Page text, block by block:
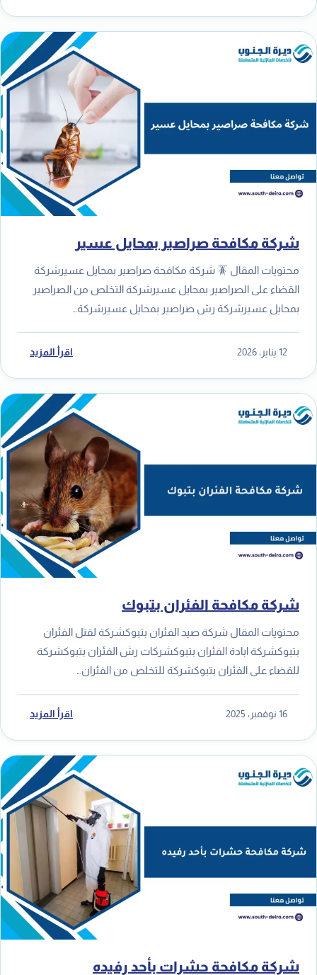
شركة مكافحة صراصير بمحايل عسير
محتويات المقال 🪳 شركة مكافحة صراصير بمحايل عسيرشركة
القضاء على الصراصير بمحايل عسيرشركة التخلص من الصراصير
بمحايل عسيرشركة رش صراصير بمحايل عسيرشركة…
12 يناير، 2026 اقرأ المزيد
شركة مكافحة الفئران بتبوك
محتويات المقال شركة صيد الفئران بتبوكشركة لقتل الفئران
بتبوكشركة ابادة الفئران بتبوكشركات رش الفئران بتبوكشركة
للقضاء على الفئران بتبوكشركة للتخلص من الفئران…
16 نوفمبر، 2025 اقرأ المزيد
شركة مكافحة حشرات بأحد رفيده